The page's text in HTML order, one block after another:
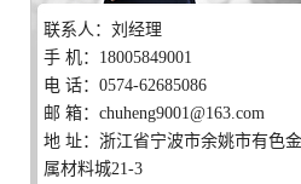
联系人：刘经理
手 机：18005849001
电 话：0574-62685086
邮 箱：chuheng9001@163.com
地 址：浙江省宁波市余姚市有色金
属材料城21-3